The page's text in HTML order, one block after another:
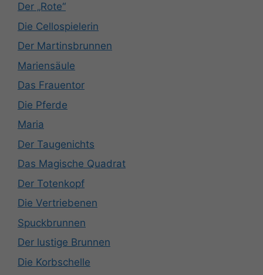
Der „Rote“
Die Cellospielerin
Der Martinsbrunnen
Mariensäule
Das Frauentor
Die Pferde
Maria
Der Taugenichts
Das Magische Quadrat
Der Totenkopf
Die Vertriebenen
Spuckbrunnen
Der lustige Brunnen
Die Korbschelle